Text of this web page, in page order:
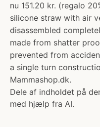
nu 151.20 kr. (regalo
silicone straw with air
disassembled
made from shatter
prevented from
a single turn
Mammashop.dk.
Dele af indholdet på
med hjælp fra AI.